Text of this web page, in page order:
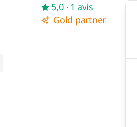
5,0 · 1 avis
Gold partner